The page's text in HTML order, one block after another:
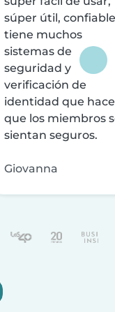
súper útil,
tiene muchos
sistemas de
seguridad y
verificación de
identidad que
que los miembros
sientan seguros.
Giovanna